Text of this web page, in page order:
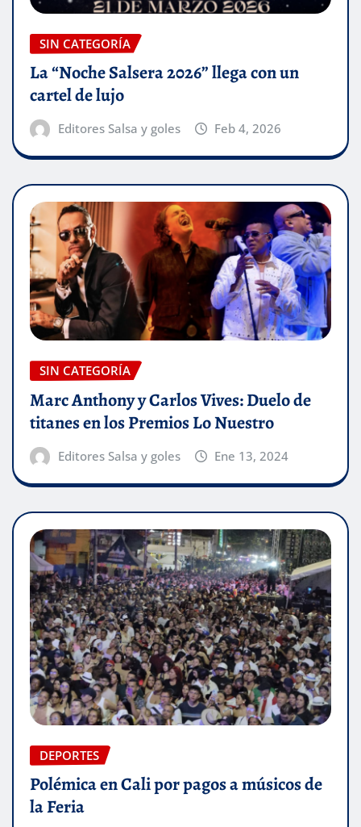
SIN CATEGORÍA
La “Noche Salsera 2026” llega con un
cartel de lujo
Editores Salsa y goles Feb 4, 2026
SIN CATEGORÍA
Marc Anthony y Carlos Vives: Duelo de
titanes en los Premios Lo Nuestro
Editores Salsa y goles Ene 13, 2024
DEPORTES
Polémica en Cali por pagos a músicos de
la Feria